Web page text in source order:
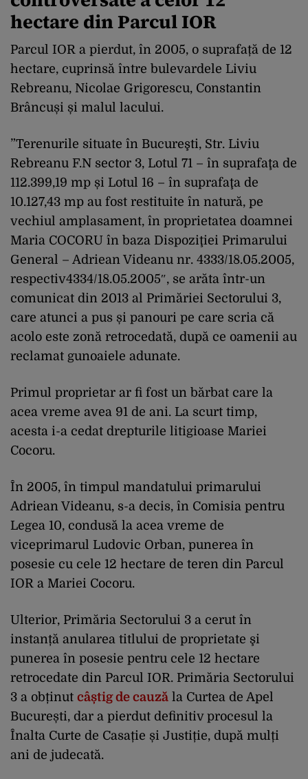
hectare din Parcul IOR
Parcul IOR a pierdut, în 2005, o suprafață de 12
hectare, cuprinsă între bulevardele Liviu
Rebreanu, Nicolae Grigorescu, Constantin
Brâncuși și malul lacului.
”Terenurile situate în Bucureşti, Str. Liviu
Rebreanu F.N sector 3, Lotul 71 – în suprafaţa de
112.399,19 mp și Lotul 16 – în suprafaţa de
10.127,43 mp au fost restituite în natură, pe
vechiul amplasament, în proprietatea doamnei
Maria COCORU în baza Dispoziţiei Primarului
General – Adriean Videanu nr. 4333/18.05.2005,
respectiv4334/18.05.2005″, se arăta într-un
comunicat din 2013 al Primăriei Sectorului 3,
care atunci a pus și panouri pe care scria că
acolo este zonă retrocedată, după ce oamenii au
reclamat gunoaiele adunate.
Primul proprietar ar fi fost un bărbat care la
acea vreme avea 91 de ani. La scurt timp,
acesta i-a cedat drepturile litigioase Mariei
Cocoru.
În 2005, în timpul mandatului primarului
Adriean Videanu, s-a decis, în Comisia pentru
Legea 10, condusă la acea vreme de
viceprimarul Ludovic Orban, punerea în
posesie cu cele 12 hectare de teren din Parcul
IOR a Mariei Cocoru.
Ulterior, Primăria Sectorului 3 a cerut în
instanță anularea titlului de proprietate şi
punerea în posesie pentru cele 12 hectare
retrocedate din Parcul IOR. Primăria Sectorului
3 a obținut câștig de cauză la Curtea de Apel
București, dar a pierdut definitiv procesul la
Înalta Curte de Casație și Justiție, după mulți
ani de judecată.